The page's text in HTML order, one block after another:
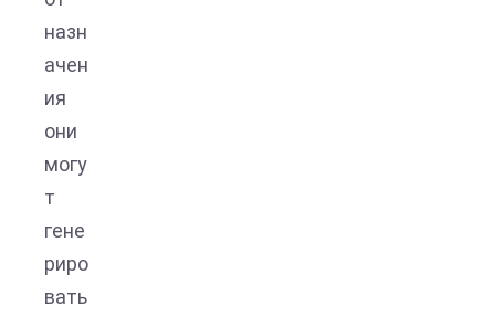
назн
ачен
ия
они
могу
т
гене
риро
вать